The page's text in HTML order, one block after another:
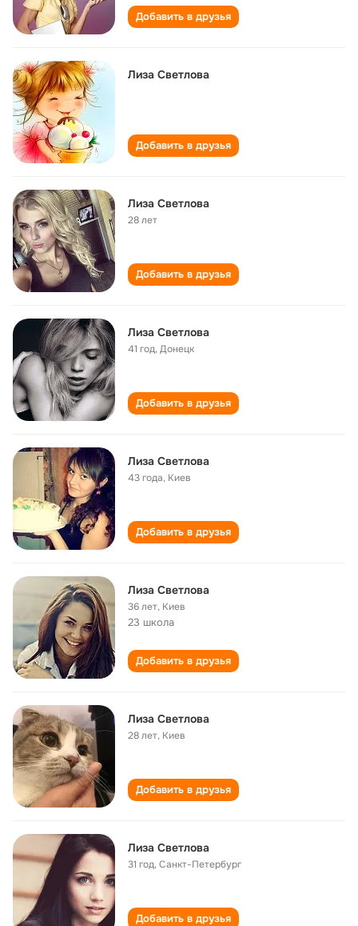
Добавить в друзья
Лиза Светлова
Добавить в друзья
Лиза Светлова
28 лет
Добавить в друзья
Лиза Светлова
41 год,Донецк
Добавить в друзья
Лиза Светлова
43 года, Киев
Добавить в друзья
Лиза Светлова
36 лет, Киев
23 школа
Добавить в друзья
Лиза Светлова
28 лет, Киев
Добавить в друзья
Лиза Светлова
31 год,Санкт-Петербург
Добавить в друзья